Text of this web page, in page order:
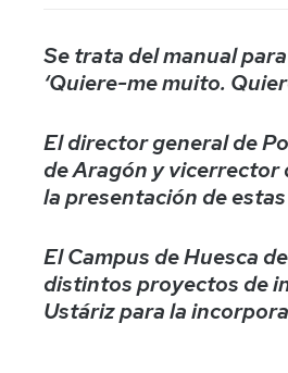
Documentos
de
Get
to
know
de
en
el
Huesca
y
Imagen
e
e
Se trata del manual
‘Quiere-me muito.
El director general de
de Aragón y vicerrector
la presentación de
El Campus de Huesca
distintos proyectos de
Ustáriz para la